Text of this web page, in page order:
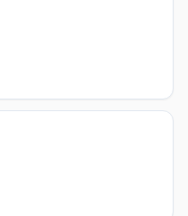
à indústria siderúrgica